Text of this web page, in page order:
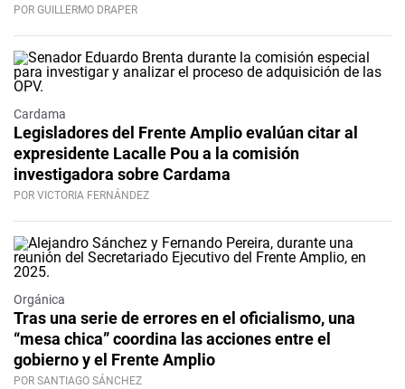
POR GUILLERMO DRAPER
Cardama
Legisladores del Frente Amplio evalúan citar al
expresidente Lacalle Pou a la comisión
investigadora sobre Cardama
POR VICTORIA FERNÁNDEZ
Orgánica
Tras una serie de errores en el oficialismo, una
“mesa chica” coordina las acciones entre el
gobierno y el Frente Amplio
POR SANTIAGO SÁNCHEZ